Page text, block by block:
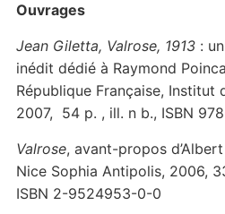
Ouvrages
Jean Giletta, Valrose, 1913: un
inédit dédié à Raymond
République Française, Institut
2007, 54 p. , ill. n b., ISBN
Valrose, avant-propos
Nice Sophia Antipolis, 2006,
ISBN 2-9524953-0-0